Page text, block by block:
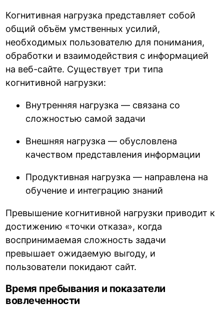
Когнитивная нагрузка представляет собой
общий объём умственных усилий,
необходимых пользователю для понимания,
обработки и взаимодействия с информацией
на веб-сайте. Существует три типа
когнитивной нагрузки:
Внутренняя нагрузка — связана со
сложностью самой задачи
Внешняя нагрузка — обусловлена
качеством представления информации
Продуктивная нагрузка — направлена на
обучение и интеграцию знаний
Превышение когнитивной нагрузки приводит к
достижению «точки отказа», когда
воспринимаемая сложность задачи
превышает ожидаемую выгоду, и
пользователи покидают сайт.
Время пребывания и показатели
вовлеченности